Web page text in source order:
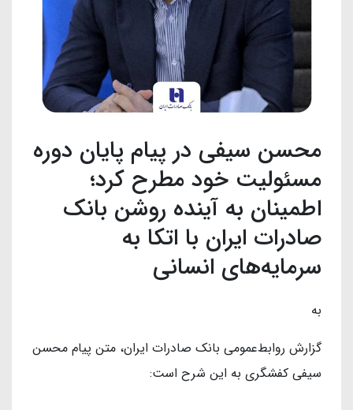
محسن سیفی در پیام پایان دوره
مسئولیت خود مطرح کرد؛
اطمینان به آینده روشن بانک
صادرات ایران با اتکا به
سرمایه‌های انسانی
به
گزارش روابط‌عمومی بانک صادرات ایران، متن پیام محسن
سیفی کفشگری به این شرح است: